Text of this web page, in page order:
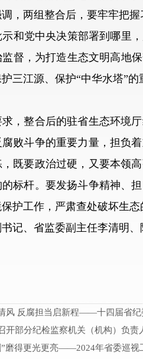
两组整合后，要牢牢把握
和党中央决策部署到哪里
督，为打造生态文明高地
三江源、保护“中华水塔”
整合后的驻省生态环境厅
腐败斗争的重要力量，担负
既要政治过硬，又要本领
标杆。要发扬斗争精神、
护工作，严肃查处破坏生
、省监委副主任李清明、
风 反腐担当启新程——十四届省
开部分纪检监察机关（机构）负责
”磨得更光更亮——2024年省委巡视